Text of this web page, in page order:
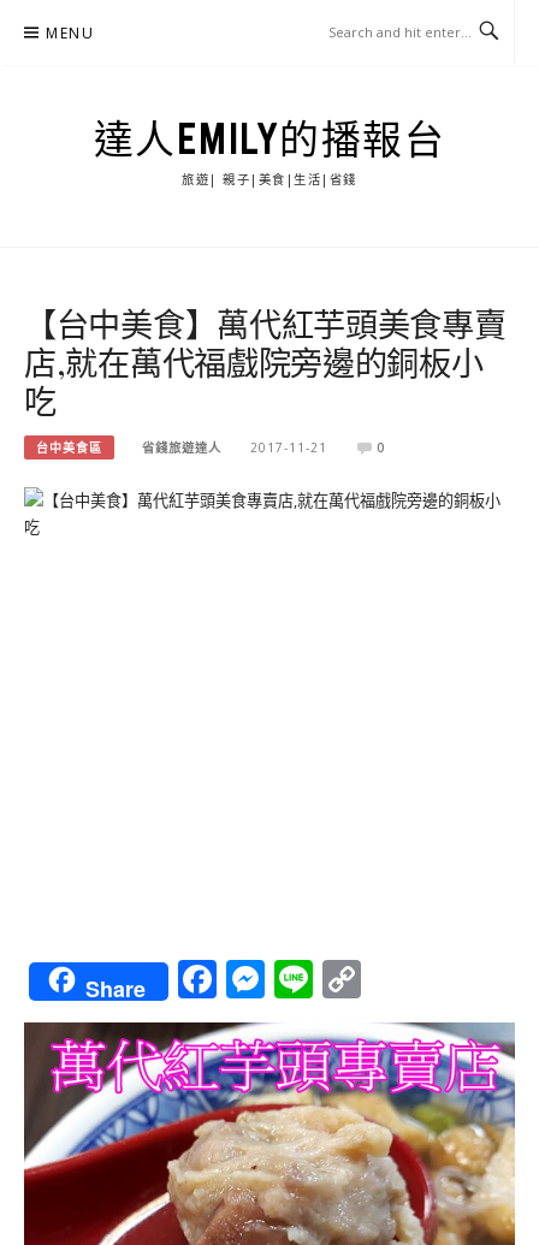
MENU
達人EMILY的播報台
旅遊| 親子|美食|生活|省錢
【台中美食】萬代紅芋頭美食專賣
店,就在萬代福戲院旁邊的銅板小
吃
台中美食區 省錢旅遊達人 2017-11-21 0
Share Facebook
Messenger
Line
Link